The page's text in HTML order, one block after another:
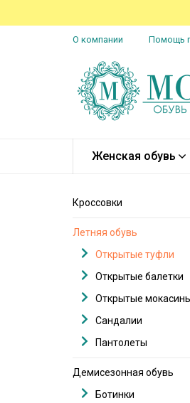
О компании Помощь
Женская обувь
Кроссовки
Летняя обувь
Открытые туфли
Открытые балетки
Открытые
Сандалии
Пантолеты
Демисезонная обувь
Ботинки